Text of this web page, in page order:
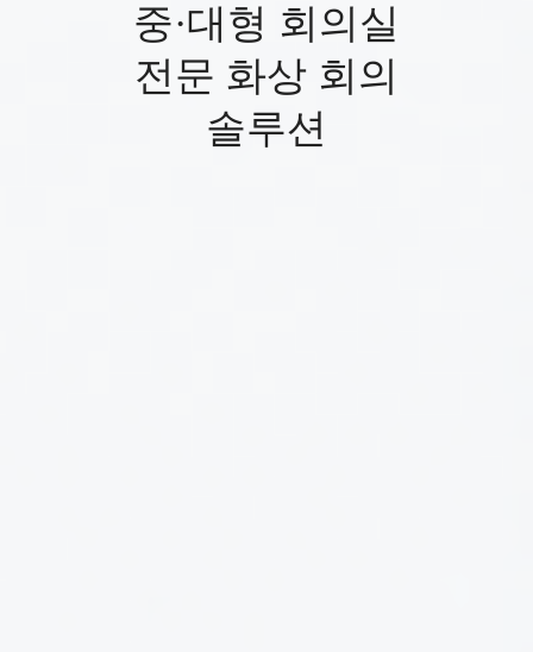
중·대형 회의실
전문 화상 회의
솔루션